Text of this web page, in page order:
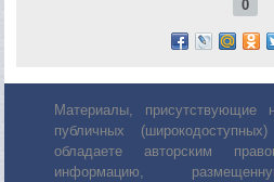
0
Материалы, присутствующие
публичных
обладаете авторским
информацию,